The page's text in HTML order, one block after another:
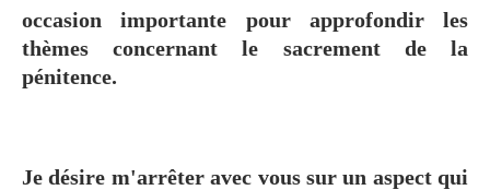
occasion importante pour approfondir les
thèmes concernant le sacrement de la
pénitence.
Je désire m'arrêter avec vous sur un aspect qui